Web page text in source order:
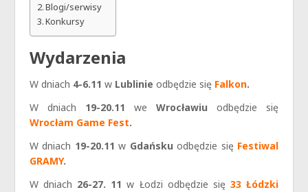
Blogi/serwisy
Konkursy
Wydarzenia
W dniach 4-6.11 w Lublinie odbędzie się Falkon.
W dniach 19-20.11weWrocławiuodbędzie się
Wrocłam Game Fest.
W dniach 19-20.11w Gdańskuodbędzie się Festiwal
GRAMY.
W dniach 26-27. 11 w Łodzi odbędzie się33 Łódzki